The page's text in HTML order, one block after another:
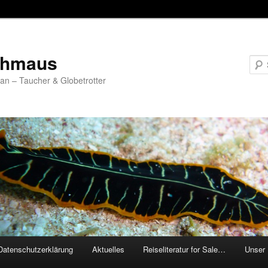
– Taucher & Globetrotter
Aktuelles Reiseliteratur for Sale… Unser